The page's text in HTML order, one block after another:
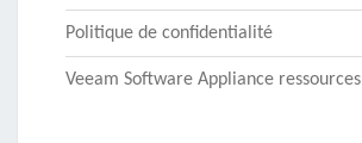
Politique de confidentialité
Veeam Software Appliance ressources